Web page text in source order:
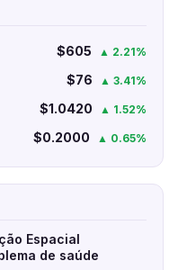
$605 ▲ 2.21%
$76 ▲ 3.41%
$1.0420 ▲ 1.52%
$0.2000 ▲ 0.65%
Espacial
de saúde